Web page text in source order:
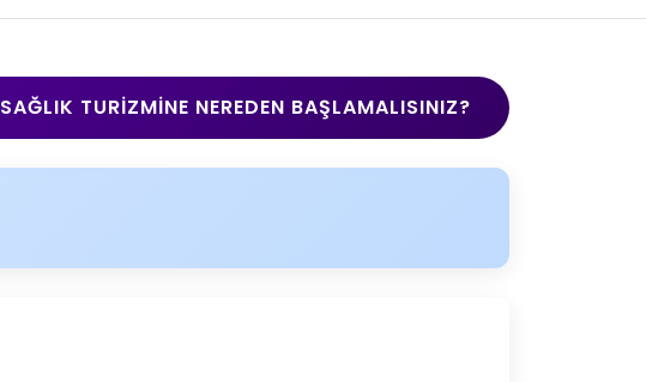
SAĞLIK TURIZMINE NEREDEN BAŞLAMALISINIZ?